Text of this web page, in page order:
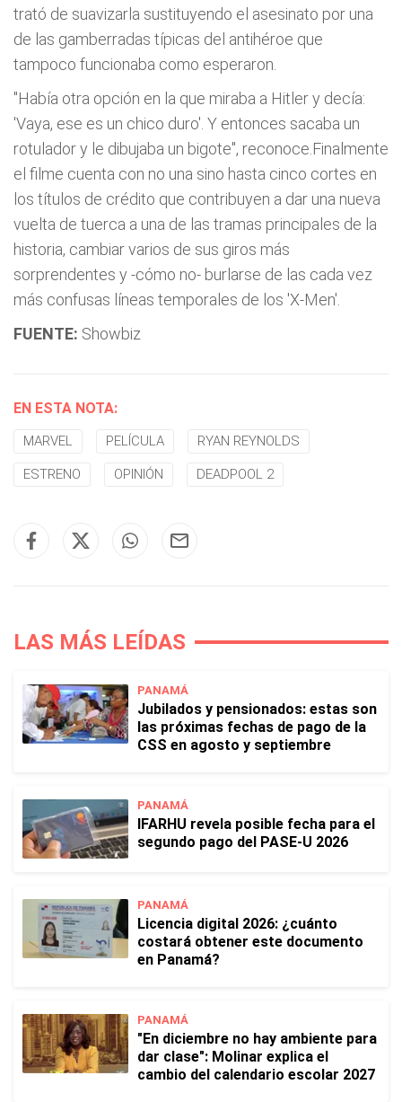
trató de suavizarla sustituyendo el asesinato por una
de las gamberradas típicas del antihéroe que
tampoco funcionaba como esperaron.
"Había otra opción en la que miraba a Hitler y decía:
'Vaya, ese es un chico duro'. Y entonces sacaba un
rotulador y le dibujaba un bigote", reconoce.Finalmente
el filme cuenta con no una sino hasta cinco cortes en
los títulos de crédito que contribuyen a dar una nueva
vuelta de tuerca a una de las tramas principales de la
historia, cambiar varios de sus giros más
sorprendentes y -cómo no- burlarse de las cada vez
más confusas líneas temporales de los 'X-Men'.
FUENTE: Showbiz
EN ESTA NOTA:
MARVEL PELÍCULA RYAN REYNOLDS
ESTRENO OPINIÓN DEADPOOL 2
LAS MÁS LEÍDAS
PANAMÁ
Jubilados y pensionados: estas son
las próximas fechas de pago de la
CSS en agosto y septiembre
PANAMÁ
IFARHU revela posible fecha para el
segundo pago del PASE-U 2026
PANAMÁ
Licencia digital 2026: ¿cuánto
costará obtener este documento
en Panamá?
PANAMÁ
"En diciembre no hay ambiente para
dar clase": Molinar explica el
cambio del calendario escolar 2027